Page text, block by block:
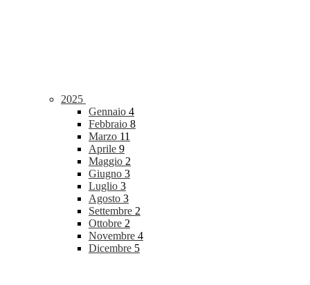
2025
Gennaio 4
Febbraio 8
Marzo 11
Aprile 9
Maggio 2
Giugno 3
Luglio 3
Agosto 3
Settembre 2
Ottobre 2
Novembre 4
Dicembre 5